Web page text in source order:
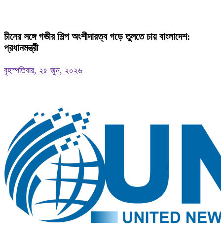
চীনের সঙ্গে গভীর শিল্প অংশীদারত্ব গড়ে তুলতে চায় বাংলাদেশ:
প্রধানমন্ত্রী
বৃহস্পতিবার, ২৫ জুন, ২০২৬